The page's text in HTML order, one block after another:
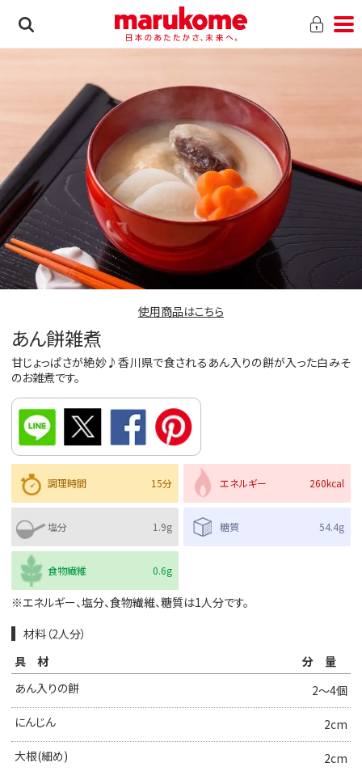
使用商品はこちら
あん餅雑煮
甘じょっぱさが絶妙♪香川県で食されるあん入りの餅が入った白みそ
のお雑煮です。
調理時間 15分 エネルギー 260kcal
塩分 1.9g 糖質 54.4g
食物繊維 0.6g
※エネルギー、塩分、食物繊維、糖質は1人分です。
材料（2人分）
具材
分量
あん入りの餅
2～4個
にんじん
2cm
大根(細め)
2cm